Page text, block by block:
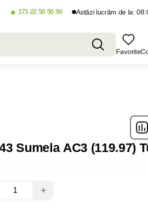
373 22 50 50 90 Astăzi lucrăm de la:
Favorite
Sumela AC3 (119.97)
+